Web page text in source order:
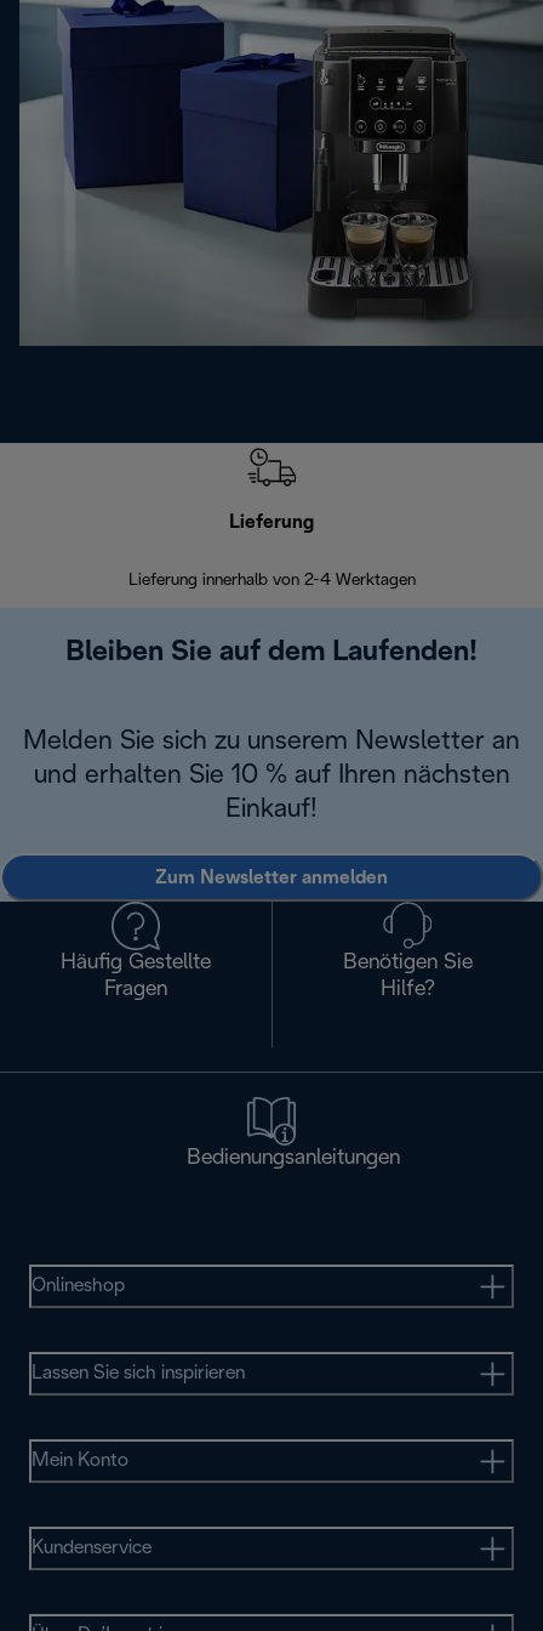
Lieferung
Lieferung innerhalb von 2-4 Werktagen
Bleiben Sie auf dem Laufenden!
Melden Sie sich zu unserem Newsletter an
und erhalten Sie 10 % auf Ihren nächsten
Einkauf!
Zum Newsletter anmelden
Häufig Gestellte
Fragen
Benötigen Sie
Hilfe?
Bedienungsanleitungen
Onlineshop
Lassen Sie sich inspirieren
Mein Konto
Kundenservice